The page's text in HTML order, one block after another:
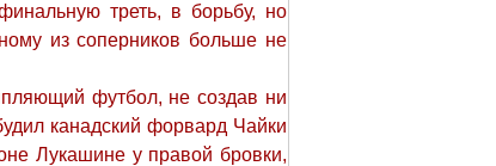
треть, в борьбу, но
из соперников больше не
футбол, не создав ни
канадский форвард Чайки
Лукашине у правой бровки,